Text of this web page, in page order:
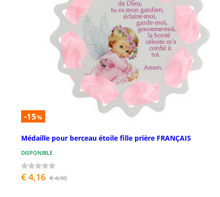
-15%
Médaille pour berceau étoile fille prière FRANÇAIS
DISPONIBLE
€ 4,16 € 4,90